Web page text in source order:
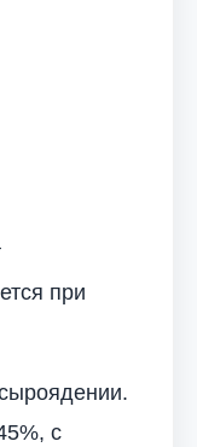
при
с